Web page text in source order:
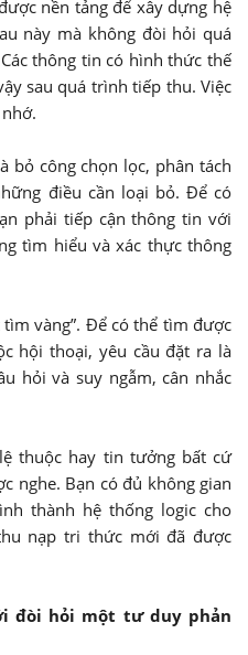
nền tảng để xây dựng hệ
này mà không đòi hỏi quá
thông tin có hình thức thế
sau quá trình tiếp thu. Việc
bỏ công chọn lọc, phân tách
điều cần loại bỏ. Để có
phải tiếp cận thông tin với
tìm hiểu và xác thực thông
vàng”. Để có thể tìm được
hội thoại, yêu cầu đặt ra là
hỏi và suy ngẫm, cân nhắc
thuộc hay tin tưởng bất cứ
nghe. Bạn có đủ không gian
thành hệ thống logic cho
nạp tri thức mới đã được
đòi hỏi một tư duy phản